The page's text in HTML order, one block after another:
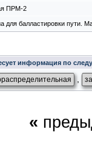
ПРМ-2
для балластировки пути.
информация по
«